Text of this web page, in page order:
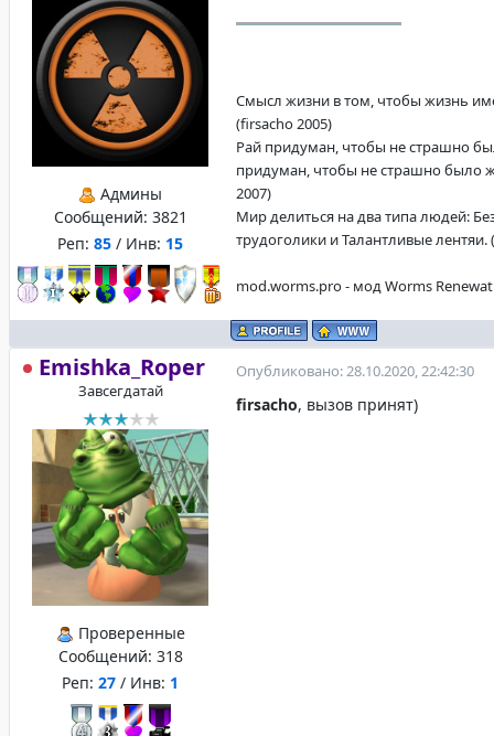
Админы
Сообщений: 3821
Реп: 85 / Инв: 15
Смысл жизни в том, чтобы жизнь
(firsacho 2005)
Рай придуман, чтобы не страшно
придуман, чтобы не страшно было
2007)
Мир делиться на два типа людей:
трудоголики и Талантливые лентяи.
mod.worms.pro - мод Worms
Emishka_Roper
Завсегдатай
Проверенные
Сообщений: 318
Реп: 27 / Инв: 1
Опубликовано: 28.10.2020, 22:42:30
firsacho, вызов принят)